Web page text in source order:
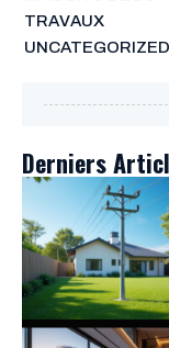
TRAVAUX
UNCATEGORIZED
Derniers